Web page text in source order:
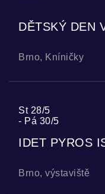
DĚTSKÝ DEN
Brno, Kníničky
St 28/5
Pá 30/5
IDET PYROS
Brno, výstaviště